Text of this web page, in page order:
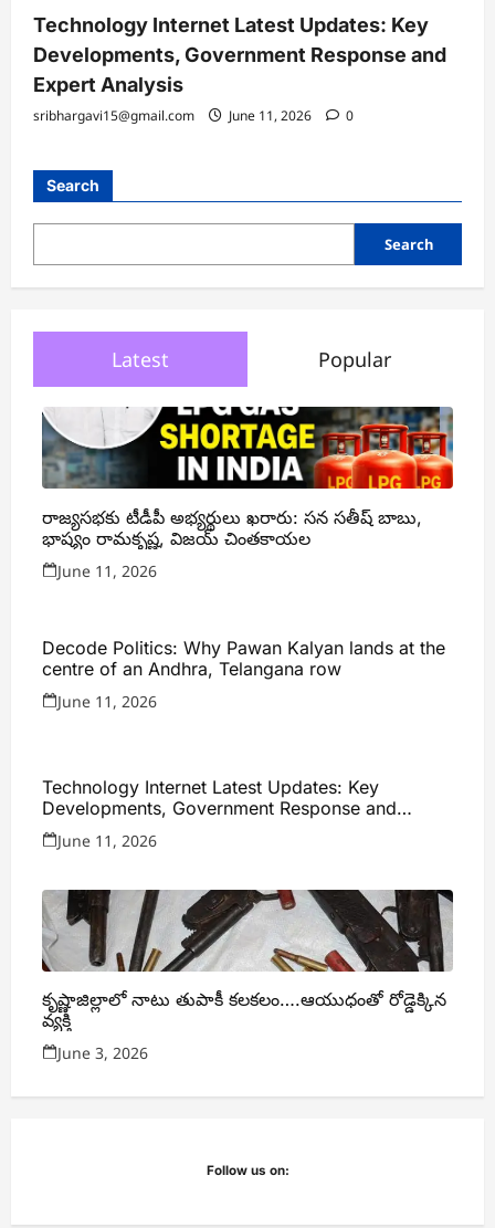
Technology Internet Latest Updates: Key
Developments, Government Response and
Expert Analysis
sribhargavi15@gmail.com June 11, 2026 0
Search
Search
Latest Popular
రాజ్యసభకు టీడీపీ అభ్యర్థులు ఖరారు: సన సతీష్ బాబు,
భాష్యం రామకృష్ణ, విజయ్ చింతకాయల
June 11, 2026
Decode Politics: Why Pawan Kalyan lands at the
centre of an Andhra, Telangana row
June 11, 2026
Technology Internet Latest Updates: Key
Developments, Government Response and
Expert Analysis
June 11, 2026
కృష్ణాజిల్లాలో నాటు తుపాకీ కలకలం….ఆయుధంతో రోడ్డెక్కిన
వ్యక్తి
June 3, 2026
Follow us on: